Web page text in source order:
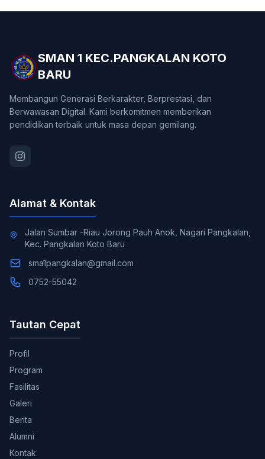
SMAN 1 KEC.PANGKALAN KOTO
BARU
Membangun Generasi Berkarakter, Berprestasi, dan
Berwawasan Digital. Kami berkomitmen memberikan
pendidikan terbaik untuk masa depan gemilang.
Alamat & Kontak
Jalan Sumbar -Riau Jorong Pauh Anok, Nagari Pangkalan,
Kec. Pangkalan Koto Baru
sma1pangkalan@gmail.com
0752-55042
Tautan Cepat
Profil
Program
Fasilitas
Galeri
Berita
Alumni
Kontak